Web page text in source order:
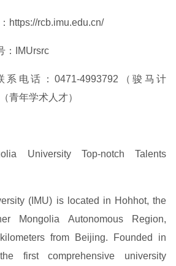
https://rcb.imu.edu.cn/
：IMUrsrc
电话：0471-4993792（骏马计
青年学术人才）
University Top-notch Talents
(IMU) is located in Hohhot, the
Mongolia Autonomous Region,
from Beijing. Founded in
first comprehensive university